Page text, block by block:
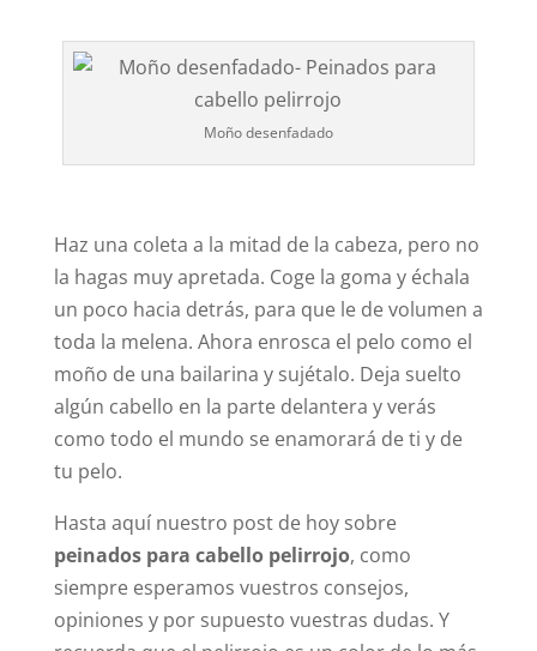
Moño desenfadado
Haz una coleta a la mitad de la cabeza, pero no
la hagas muy apretada. Coge la goma y échala
un poco hacia detrás, para que le de volumen a
toda la melena. Ahora enrosca el pelo como el
moño de una bailarina y sujétalo. Deja suelto
algún cabello en la parte delantera y verás
como todo el mundo se enamorará de ti y de
tu pelo.
Hasta aquí nuestro post de hoy sobre
peinados para cabello pelirrojo, como
siempre esperamos vuestros consejos,
opiniones y por supuesto vuestras dudas. Y